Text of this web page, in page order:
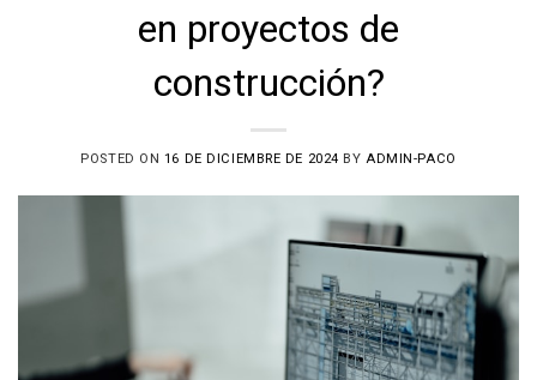
en proyectos de
construcción?
POSTED ON 16 DE DICIEMBRE DE 2024 BYADMIN-PACO